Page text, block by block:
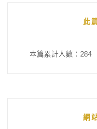
此
本篇累計人數： 284
網